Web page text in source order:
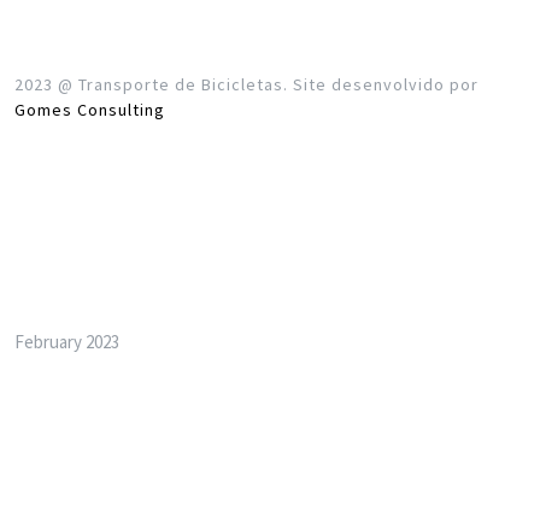
2023 @ Transporte de Bicicletas. Site desenvolvido por
Gomes Consulting
February 2023